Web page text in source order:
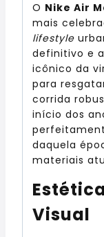
O Nike Air
mais
lifestyle
definitivo e
icônico da
para
corrida
início dos
daquela
materiais
Visual